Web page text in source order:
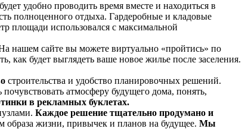
удобно проводить время вместе и находиться в
полноценного отдыха. Гардеробные и кладовые
площади использовался с максимальной
нашем сайте вы можете виртуально «пройтись» по
как будет выглядеть ваше новое жилье после заселения.
строительства и удобство планировочных решений.
атмосферу будущего дома, понять,
в рекламных буклетах.
Каждое решение тщательно продумано и
образа жизни, привычек и планов на будущее. Мы